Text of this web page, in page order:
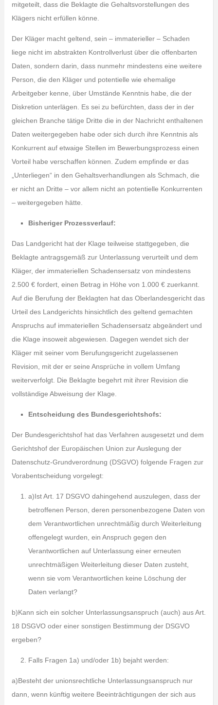
mitgeteilt, dass die Beklagte die Gehaltsvorstellungen des
Klägers nicht erfüllen könne.
Der Kläger macht geltend, sein – immaterieller – Schaden
liege nicht im abstrakten Kontrollverlust über die offenbarten
Daten, sondern darin, dass nunmehr mindestens eine weitere
Person, die den Kläger und potentielle wie ehemalige
Arbeitgeber kenne, über Umstände Kenntnis habe, die der
Diskretion unterlägen. Es sei zu befürchten, dass der in der
gleichen Branche tätige Dritte die in der Nachricht enthaltenen
Daten weitergegeben habe oder sich durch ihre Kenntnis als
Konkurrent auf etwaige Stellen im Bewerbungsprozess einen
Vorteil habe verschaffen können. Zudem empfinde er das
„Unterliegen“ in den Gehaltsverhandlungen als Schmach, die
er nicht an Dritte – vor allem nicht an potentielle Konkurrenten
– weitergegeben hätte.
Bisheriger Prozessverlauf:
Das Landgericht hat der Klage teilweise stattgegeben, die
Beklagte antragsgemäß zur Unterlassung verurteilt und dem
Kläger, der immateriellen Schadensersatz von mindestens
2.500 € fordert, einen Betrag in Höhe von 1.000 € zuerkannt.
Auf die Berufung der Beklagten hat das Oberlandesgericht das
Urteil des Landgerichts hinsichtlich des geltend gemachten
Anspruchs auf immateriellen Schadensersatz abgeändert und
die Klage insoweit abgewiesen. Dagegen wendet sich der
Kläger mit seiner vom Berufungsgericht zugelassenen
Revision, mit der er seine Ansprüche in vollem Umfang
weiterverfolgt. Die Beklagte begehrt mit ihrer Revision die
vollständige Abweisung der Klage.
Entscheidung des Bundesgerichtshofs:
Der Bundesgerichtshof hat das Verfahren ausgesetzt und dem
Gerichtshof der Europäischen Union zur Auslegung der
Datenschutz-Grundverordnung (DSGVO) folgende Fragen zur
Vorabentscheidung vorgelegt:
a)Ist Art. 17 DSGVO dahingehend auszulegen, dass der
betroffenen Person, deren personenbezogene Daten von
dem Verantwortlichen unrechtmäßig durch Weiterleitung
offengelegt wurden, ein Anspruch gegen den
Verantwortlichen auf Unterlassung einer erneuten
unrechtmäßigen Weiterleitung dieser Daten zusteht,
wenn sie vom Verantwortlichen keine Löschung der
Daten verlangt?
b)Kann sich ein solcher Unterlassungsanspruch (auch) aus Art.
18 DSGVO oder einer sonstigen Bestimmung der DSGVO
ergeben?
Falls Fragen 1a) und/oder 1b) bejaht werden:
a)Besteht der unionsrechtliche Unterlassungsanspruch nur
dann, wenn künftig weitere Beeinträchtigungen der sich aus